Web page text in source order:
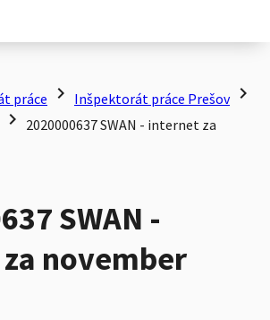
práce chevron_right Inšpektorát práce Prešov chevron_right
chevron_right 2020000637 SWAN - internet za
SWAN -
november